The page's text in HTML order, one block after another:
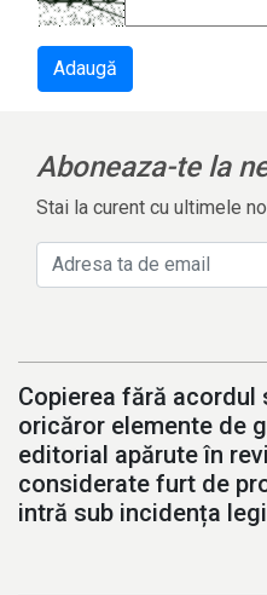
Adaugă
Aboneaza-te la
Stai la curent cu ultimele
Copierea fără acordul
oricăror elemente de
editorial apărute în
considerate furt de
intră sub incidența